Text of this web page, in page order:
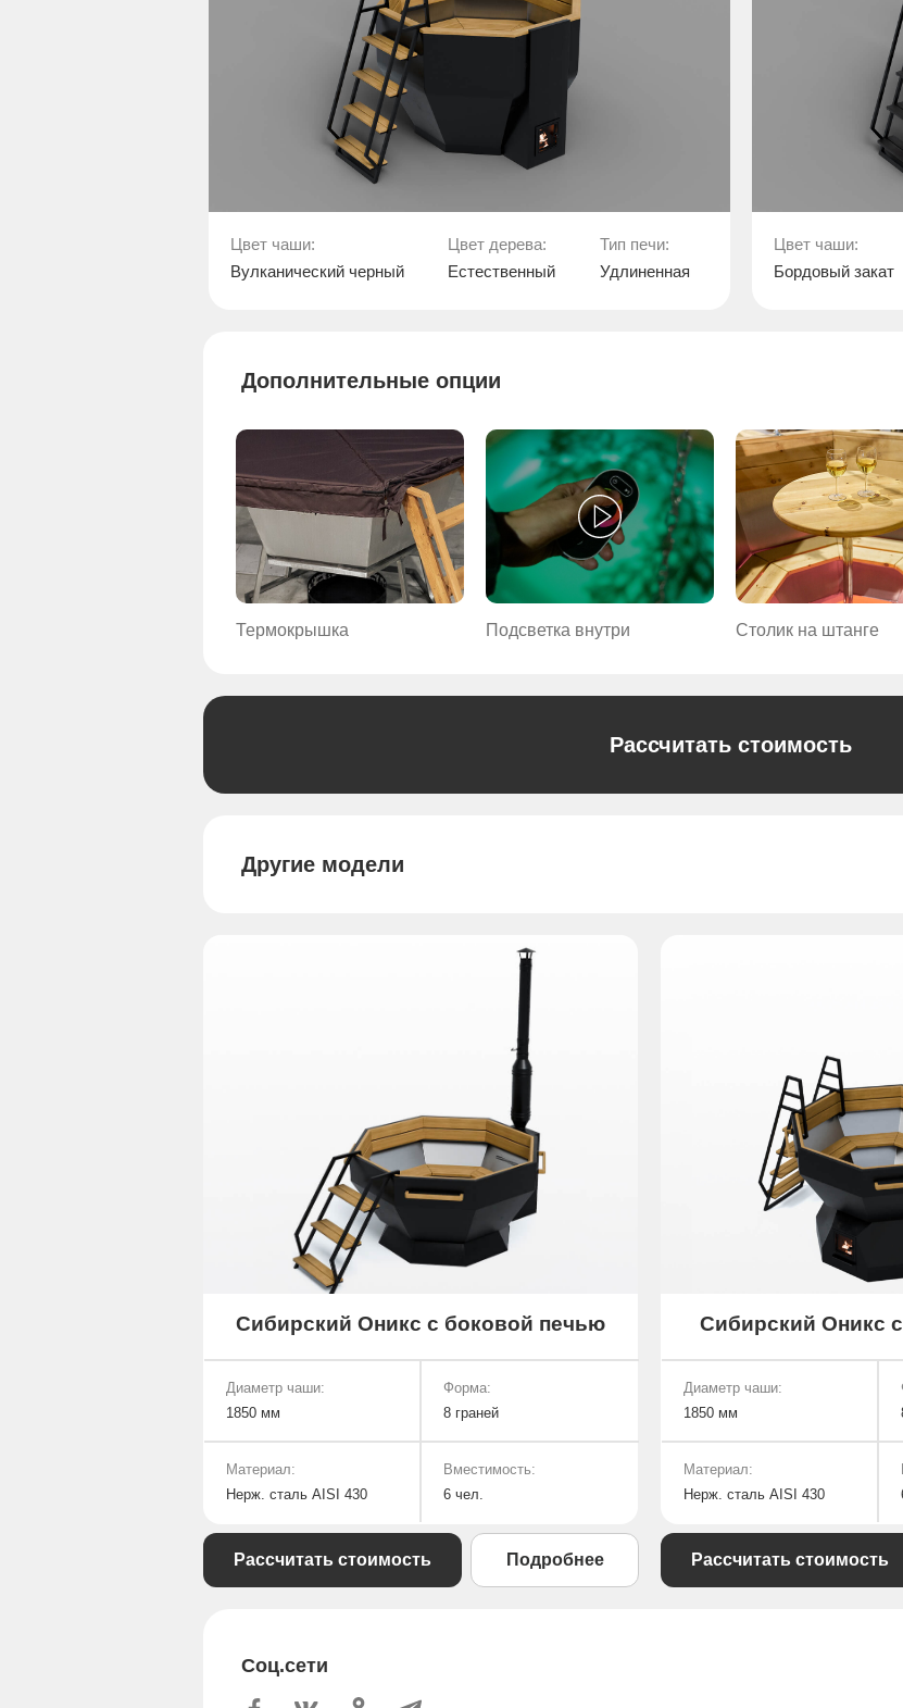
Бордовый закат
Цвет чаши:
Удлиненная
Тип печи:
Естественный
Цвет дерева:
Вулканический черный
Цвет чаши:
Дополнительные опции
Подсветка внутри
Термокрышка Столик на штанге
Рассчитать стоимость
Другие модели
Вместимость:
6 чел.
Форма:
8 граней
Нерж. сталь AISI 430
Материал:
Диаметр чаши:
1850 мм
Подробнее
Рассчитать стоимость
Сибирский Оникс с боковой печью
Нерж. сталь AISI 430
Материал:
Диаметр чаши:
1850 мм
Сибирский Оникс
Рассчитать стоимость
Соц.сети